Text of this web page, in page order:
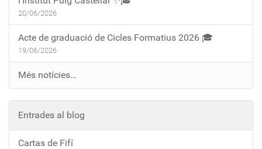
20/06/2026
Acte de graduació de Cicles Formatius 2026 🎓
19/06/2026
Més notícies…
Entrades al blog
Cartas de Fifí